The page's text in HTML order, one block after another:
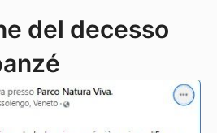
del decesso